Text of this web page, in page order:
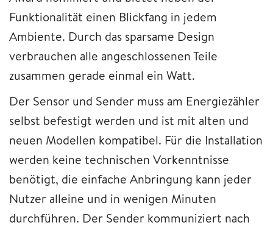
Funktionalität einen Blickfang in jedem
Ambiente. Durch das sparsame Design
verbrauchen alle angeschlossenen Teile
zusammen gerade einmal ein Watt.
Der Sensor und Sender muss am Energiezähler
selbst befestigt werden und ist mit alten und
neuen Modellen kompatibel. Für die Installation
werden keine technischen Vorkenntnisse
benötigt, die einfache Anbringung kann jeder
Nutzer alleine und in wenigen Minuten
durchführen. Der Sender kommuniziert nach